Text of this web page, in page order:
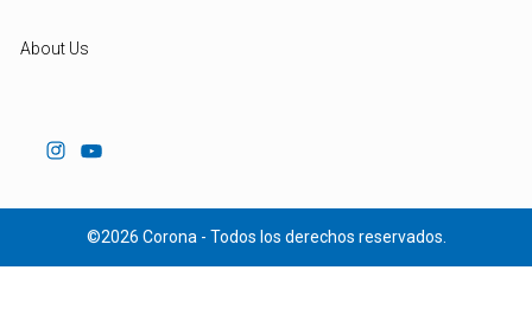
About Us
©2026 Corona - Todos los derechos reservados.